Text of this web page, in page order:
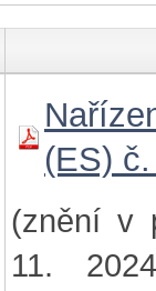
(ES)
(znění v
11.